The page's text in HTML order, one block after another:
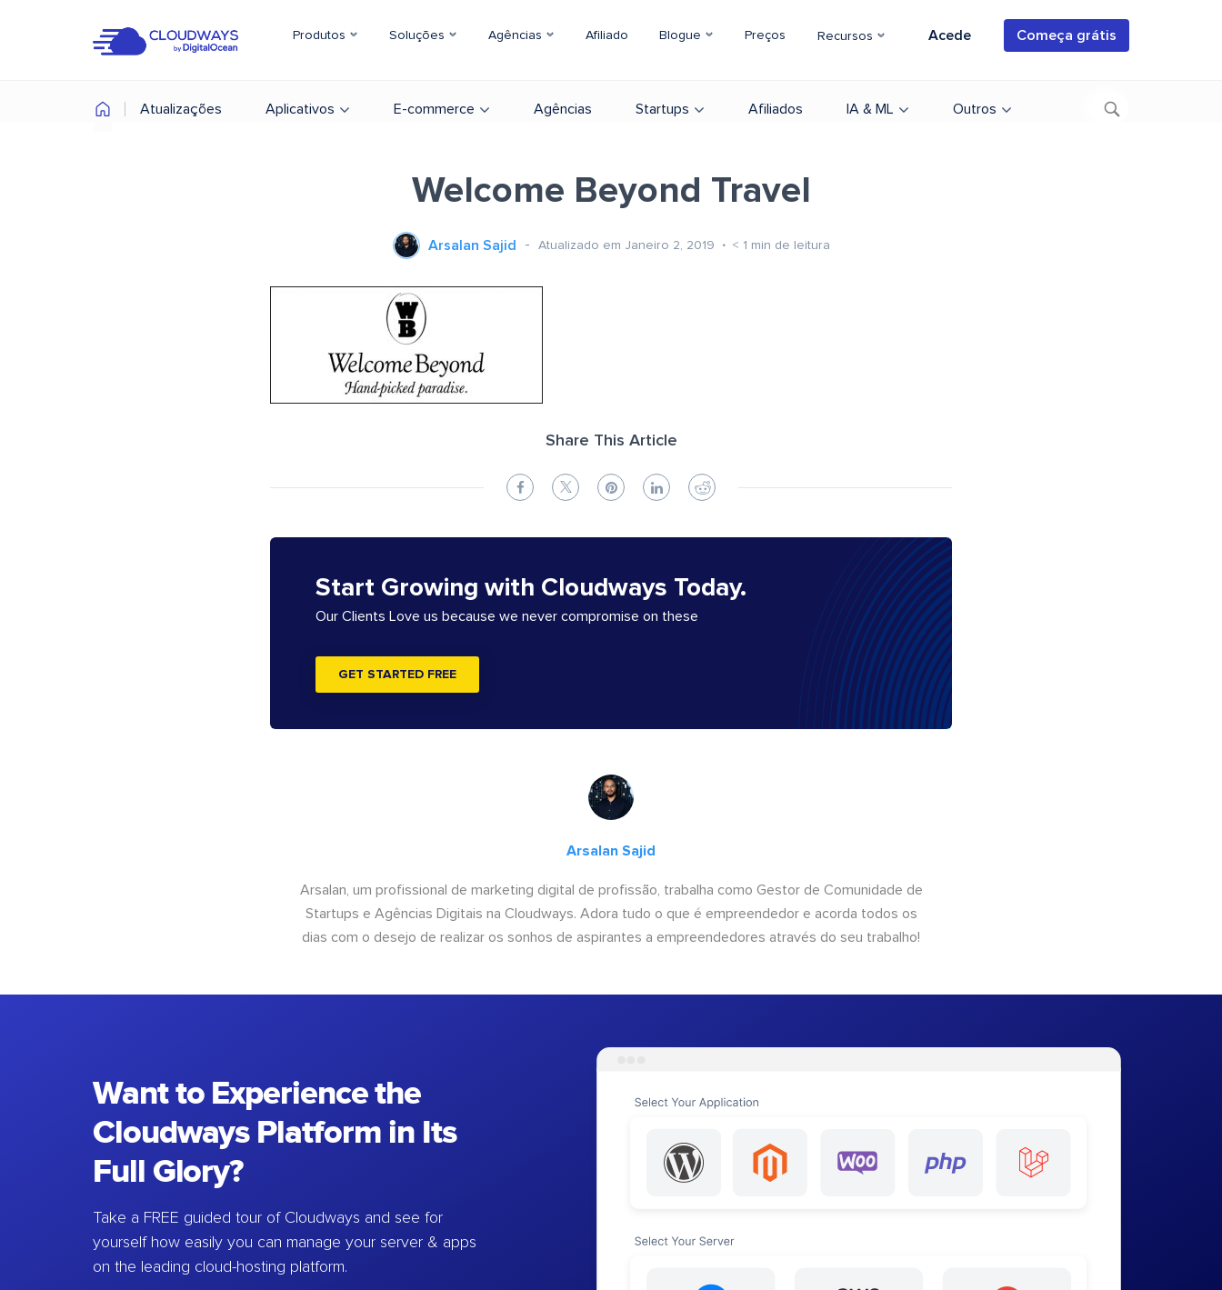
Produtos Soluções Agências Afiliado Blogue Preços Recursos Acede Começa grátis
Atualizações Aplicativos E-commerce Agências Startups Afiliados IA & ML Outros
Welcome Beyond Travel
Arsalan Sajid Atualizado em Janeiro 2, 2019 < 1 min de leitura
Share This Article
Start Growing with Cloudways Today.
Our Clients Love us because we never compromise on these
GET STARTED FREE
Arsalan Sajid
Arsalan, um profissional de marketing digital de profissão, trabalha como Gestor de Comunidade de
Startups e Agências Digitais na Cloudways. Adora tudo o que é empreendedor e acorda todos os
dias com o desejo de realizar os sonhos de aspirantes a empreendedores através do seu trabalho!
Want to Experience the
Cloudways Platform in Its
Full Glory?
Take a FREE guided tour of Cloudways and see for
yourself how easily you can manage your server & apps
on the leading cloud-hosting platform.